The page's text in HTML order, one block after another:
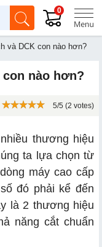
0
và DCK con nào hơn?
con nào hơn?
5/5 (2 votes)
thương hiệu
ta lựa chọn từ
máy cao cấp
đó phải kể đến
là 2 thương hiệu
năng cắt chuẩn